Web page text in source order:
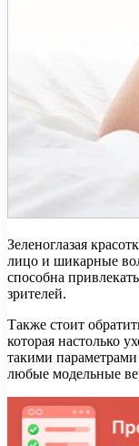
Зеленоглазая
лицо и шикарные
способна
зрителей.
Также стоит
которая настолько
такими
любые модельные